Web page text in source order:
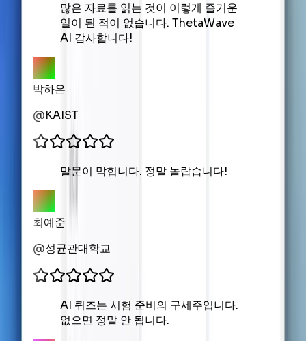
많은 자료를 읽는 것이 이렇게 즐거운
일이 된 적이 없습니다. ThetaWave
AI 감사합니다!
박하은
@KAIST
말문이 막힙니다. 정말 놀랍습니다!
최예준
@성균관대학교
AI 퀴즈는 시험 준비의 구세주입니다.
없으면 정말 안 됩니다.